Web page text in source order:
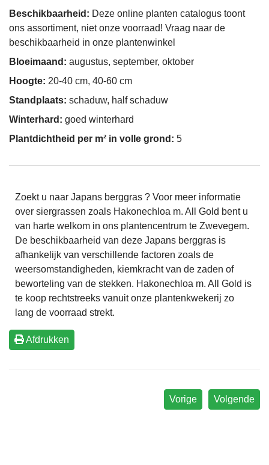
Beschikbaarheid: Deze online planten catalogus toont
ons assortiment, niet onze voorraad! Vraag naar de
beschikbaarheid in onze plantenwinkel
Bloeimaand: augustus, september, oktober
Hoogte: 20-40 cm, 40-60 cm
Standplaats: schaduw, half schaduw
Winterhard: goed winterhard
Plantdichtheid per m² in volle grond: 5
Zoekt u naar Japans berggras ? Voor meer informatie
over siergrassen zoals Hakonechloa m. All Gold bent u
van harte welkom in ons plantencentrum te Zwevegem.
De beschikbaarheid van deze Japans berggras is
afhankelijk van verschillende factoren zoals de
weersomstandigheden, kiemkracht van de zaden of
beworteling van de stekken. Hakonechloa m. All Gold is
te koop rechtstreeks vanuit onze plantenkwekerij zo
lang de voorraad strekt.
Afdrukken
Volgende
Vorige